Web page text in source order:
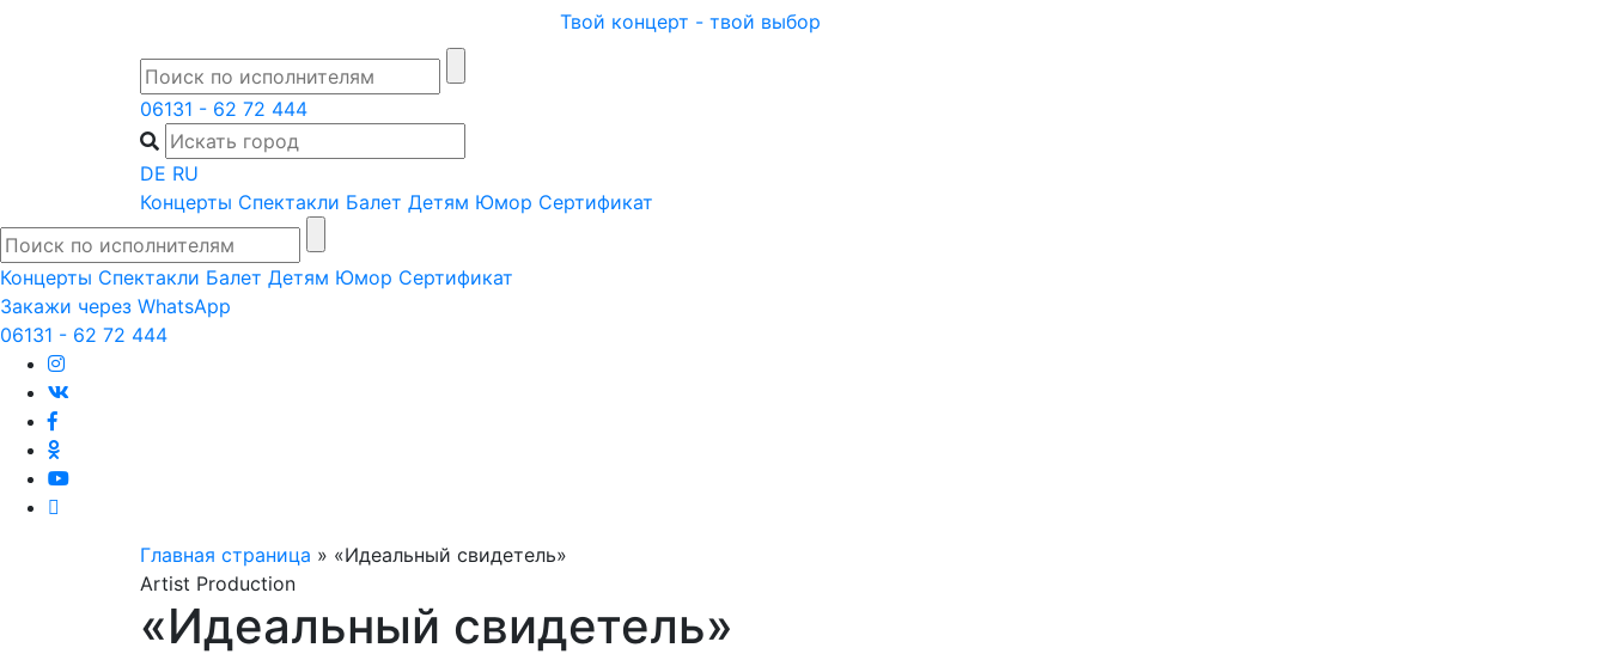
Твой концерт - твой выбор
06131 - 62 72 444
DE RU
Концерты Спектакли Балет Детям Юмор Сертификат
Концерты Спектакли Балет Детям Юмор Сертификат
Закажи через WhatsApp
06131 - 62 72 444
Главная страница » «Идеальный свидетель»
Artist Production
«Идеальный свидетель»